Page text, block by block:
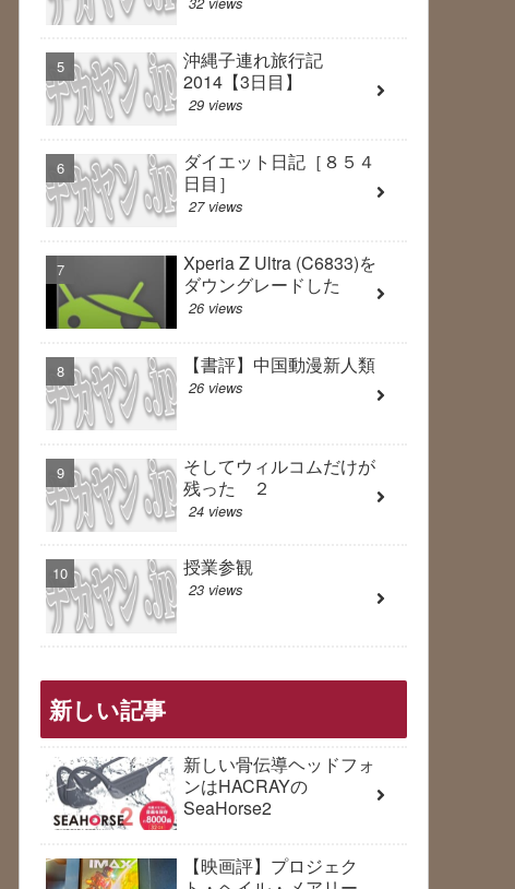
沖縄子連れ旅行記
2014【3日目】
29 views
ダイエット日記［８５４
日目］
27 views
Xperia Z Ultra (C6833)を
ダウングレードした
26 views
【書評】中国動漫新人類
26 views
そしてウィルコムだけが
残った ２
24 views
授業参観
23 views
新しい記事
新しい骨伝導ヘッドフォ
ンはHACRAYの
SeaHorse2
【映画評】プロジェク